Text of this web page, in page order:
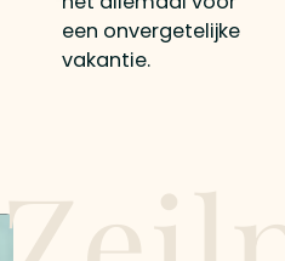
een onvergetelijke
vakantie.